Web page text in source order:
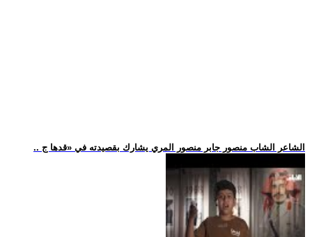
.. الشاعر الشاب منصور جابر منصور المري يشارك بقصيدته في «قدها ج